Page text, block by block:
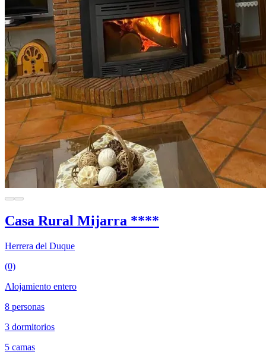
Casa Rural Mijarra ****
Herrera del Duque
(0)
Alojamiento entero
8 personas
3 dormitorios
5 camas